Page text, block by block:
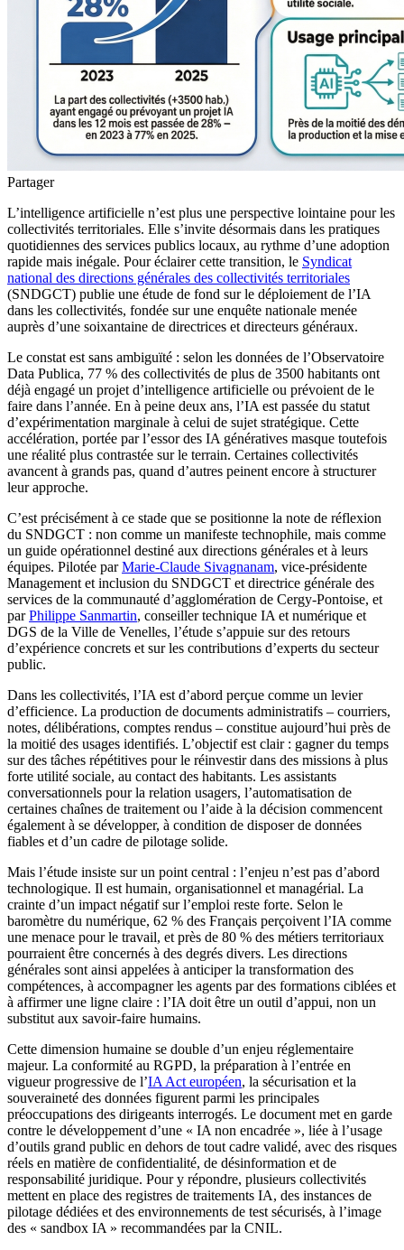
Partager
L’intelligence artificielle n’est plus une perspective lointaine pour les
collectivités territoriales. Elle s’invite désormais dans les pratiques
quotidiennes des services publics locaux, au rythme d’une adoption
rapide mais inégale. Pour éclairer cette transition, le Syndicat
national des directions générales des collectivités territoriales
(SNDGCT) publie une étude de fond sur le déploiement de l’IA
dans les collectivités, fondée sur une enquête nationale menée
auprès d’une soixantaine de directrices et directeurs généraux.
Le constat est sans ambiguïté : selon les données de l’Observatoire
Data Publica, 77 % des collectivités de plus de 3500 habitants ont
déjà engagé un projet d’intelligence artificielle ou prévoient de le
faire dans l’année. En à peine deux ans, l’IA est passée du statut
d’expérimentation marginale à celui de sujet stratégique. Cette
accélération, portée par l’essor des IA génératives masque toutefois
une réalité plus contrastée sur le terrain. Certaines collectivités
avancent à grands pas, quand d’autres peinent encore à structurer
leur approche.
C’est précisément à ce stade que se positionne la note de réflexion
du SNDGCT : non comme un manifeste technophile, mais comme
un guide opérationnel destiné aux directions générales et à leurs
équipes. Pilotée parMarie-Claude Sivagnanam, vice-présidente
Management et inclusion du SNDGCT et directrice générale des
services de la communauté d’agglomération de Cergy-Pontoise, et
parPhilippe Sanmartin, conseiller technique IA et numérique et
DGS de la Ville de Venelles, l’étude s’appuie sur des retours
d’expérience concrets et sur les contributions d’experts du secteur
public.
Dans les collectivités, l’IA est d’abord perçue comme un levier
d’efficience. La production de documents administratifs – courriers,
notes, délibérations, comptes rendus – constitue aujourd’hui près de
la moitié des usages identifiés. L’objectif est clair : gagner du temps
sur des tâches répétitives pour le réinvestir dans des missions à plus
forte utilité sociale, au contact des habitants. Les assistants
conversationnels pour la relation usagers, l’automatisation de
certaines chaînes de traitement ou l’aide à la décision commencent
également à se développer, à condition de disposer de données
fiables et d’un cadre de pilotage solide.
Mais l’étude insiste sur un point central : l’enjeu n’est pas d’abord
technologique. Il est humain, organisationnel et managérial. La
crainte d’un impact négatif sur l’emploi reste forte. Selon le
baromètre du numérique, 62 % des Français perçoivent l’IA comme
une menace pour le travail, et près de 80 % des métiers territoriaux
pourraient être concernés à des degrés divers. Les directions
générales sont ainsi appelées à anticiper la transformation des
compétences, à accompagner les agents par des formations ciblées et
à affirmer une ligne claire : l’IA doit être un outil d’appui, non un
substitut aux savoir-faire humains.
Cette dimension humaine se double d’un enjeu réglementaire
majeur. La conformité au RGPD, la préparation à l’entrée en
vigueur progressive de l’IA Act européen, la sécurisation et la
souveraineté des données figurent parmi les principales
préoccupations des dirigeants interrogés. Le document met en garde
contre le développement d’une « IA non encadrée », liée à l’usage
d’outils grand public en dehors de tout cadre validé, avec des risques
réels en matière de confidentialité, de désinformation et de
responsabilité juridique. Pour y répondre, plusieurs collectivités
mettent en place des registres de traitements IA, des instances de
pilotage dédiées et des environnements de test sécurisés, à l’image
des « sandbox IA » recommandées par la CNIL.